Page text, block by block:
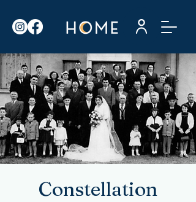
Constellation